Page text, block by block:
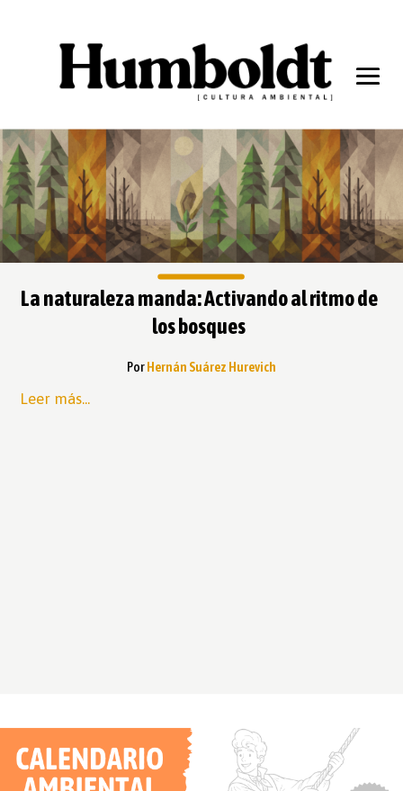
La naturaleza manda: Activando al ritmo de
los bosques
PorHernán Suárez Hurevich
Leer más...